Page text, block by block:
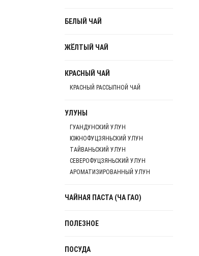
БЕЛЫЙ ЧАЙ
ЖЁЛТЫЙ ЧАЙ
КРАСНЫЙ ЧАЙ
КРАСНЫЙ РАССЫПНОЙ ЧАЙ
УЛУНЫ
ГУАНДУНСКИЙ УЛУН
ЮЖНОФУЦЗЯНЬСКИЙ УЛУН
ТАЙВАНЬСКИЙ УЛУН
СЕВЕРОФУЦЗЯНЬСКИЙ УЛУН
АРОМАТИЗИРОВАННЫЙ УЛУН
ЧАЙНАЯ ПАСТА (ЧА ГАО)
ПОЛЕЗНОЕ
ПОСУДА